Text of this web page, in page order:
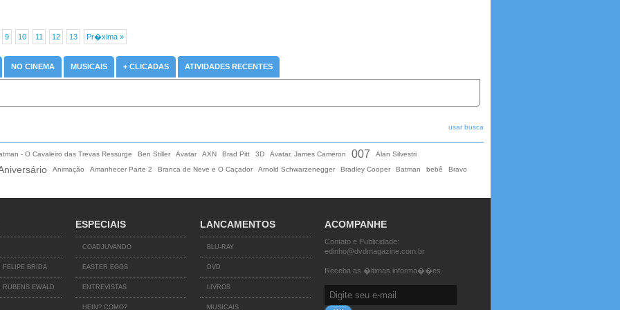
9 10 11 12 13 Pr�xima »
NO CINEMA MUSICAIS + CLICADAS ATIVIDADES RECENTES
usar busca
- O Cavaleiro das Trevas Ressurge Ben Stiller Avatar AXN Brad Pitt 3D Avatar, James Cameron 007
Alan Silvestri
Animação Amanhecer Parte 2 Branca de Neve e O Caçador Arnold Schwarzenegger Bradley Cooper Batman bebê Bravo
FELIPE BRIDA
RUBENS EWALD
ESPECIAIS
COADJUVANDO
EASTER EGGS
ENTREVISTAS
HEIN? COMO?
LANCAMENTOS
BLU-RAY
DVD
LIVROS
MUSICAIS
ACOMPANHE
Contato e Publicidade:
edinho@dvdmagazine.com.br
Receba as �ltimas informa��es.